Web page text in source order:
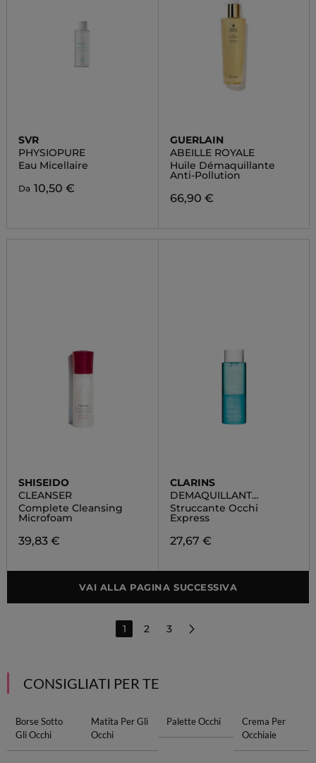
SVR
PHYSIOPURE
Eau Micellaire
Da 10,50 €
GUERLAIN
ABEILLE ROYALE
Huile Démaquillante
Anti-Pollution
66,90 €
SHISEIDO
CLEANSER
Complete Cleansing
Microfoam
39,83 €
CLARINS
DEMAQUILLANT
EXPRESS YEAUX
Struccante Occhi
Express
27,67 €
VAI ALLA PAGINA SUCCESSIVA
1 2 3
CONSIGLIATI PER TE
Borse Sotto
Gli Occhi
Matita Per Gli
Occhi
Palette Occhi
Crema Per
Occhiaie